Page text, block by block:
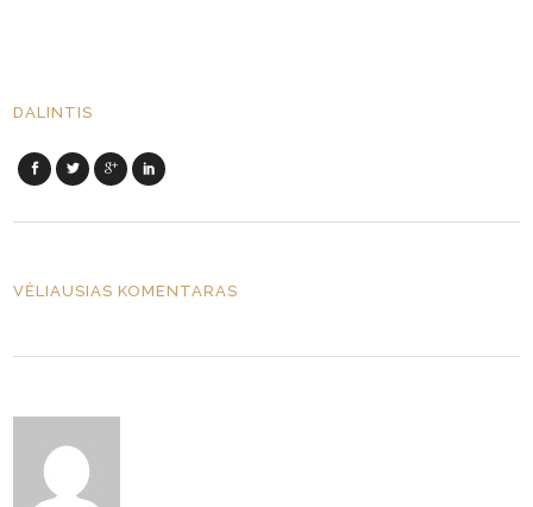
DALINTIS
VĖLIAUSIAS KOMENTARAS